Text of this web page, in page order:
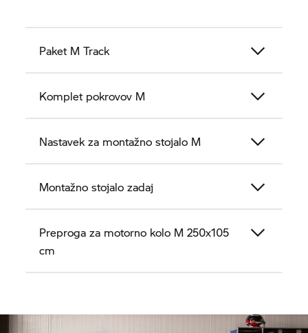
Paket M Track
Komplet pokrovov M
Nastavek za montažno stojalo M
Montažno stojalo zadaj
Preproga za motorno kolo M 250x105
cm